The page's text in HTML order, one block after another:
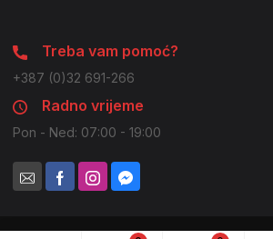
Treba vam pomoć?
+387 (0)32 691-266
Radno vrijeme
Pon - Ned: 07:00 - 19:00